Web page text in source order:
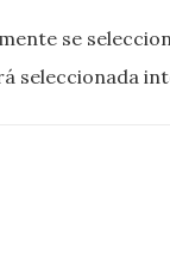
se
seleccionada